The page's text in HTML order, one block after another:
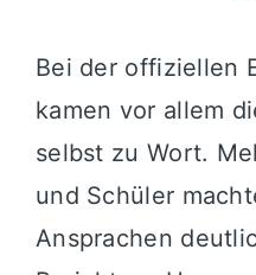
Bei der offiziellen
kamen vor allem
selbst zu Wort.
und Schüler
Ansprachen